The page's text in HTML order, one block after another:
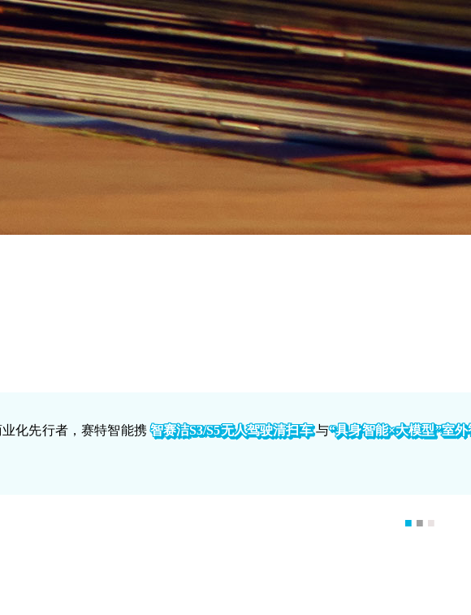
业化先行者，赛特智能携智赛洁S3/S5无人驾驶清扫车与“具身智能×大模型”室外
■ ■ ■